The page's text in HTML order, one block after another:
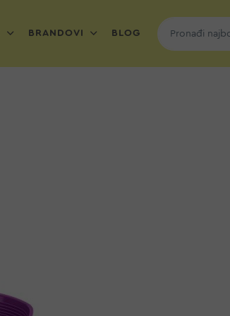
BRANDOVI BLOG